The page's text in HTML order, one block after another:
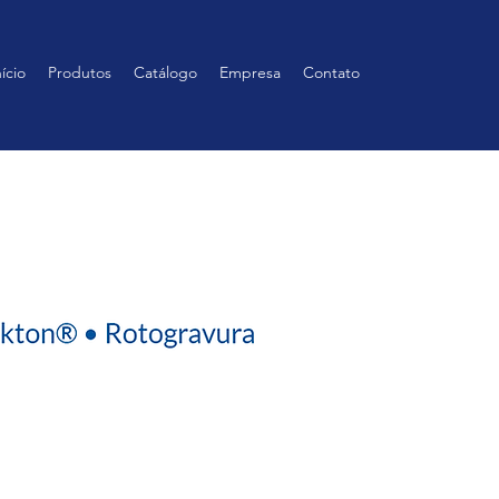
Produtos Catálogo Empresa Contato